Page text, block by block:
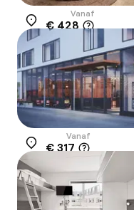
Locatie
Vanaf
€ 428
Locatie
Vanaf
€ 317